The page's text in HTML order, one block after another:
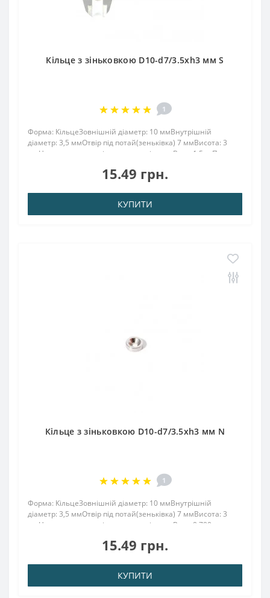
Кільце з зіньковкою D10-d7/3.5хh3 мм S
1
Форма: КільцеЗовнішній діаметр: 10 ммВнутрішній
діаметр: 3,5 ммОтвір під потай(зеньківка) 7 ммВисота: 3
ммНапрямок намагнічування: аксіальнеВага: 1,5 грПоверх.
0,790 кгТемпература використання: ..
15.49 грн.
КУПИТИ
Кільце з зіньковкою D10-d7/3.5хh3 мм N
1
Форма: КільцеЗовнішній діаметр: 10 ммВнутрішній
діаметр: 3,5 ммОтвір під потай(зеньківка) 7 ммВисота: 3
ммНапрямок намагнічування: аксіальнеВага: 0,790
прибл .: 1,500 кгТемпература використання..
15.49 грн.
КУПИТИ